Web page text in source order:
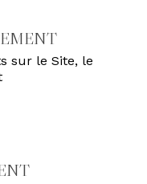
sur le Site, le